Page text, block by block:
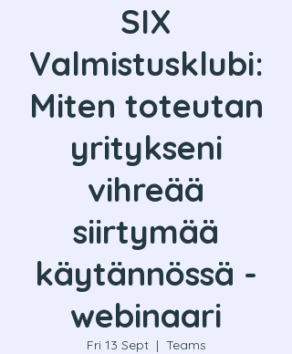
SIX
Valmistusklubi:
Miten toteutan
yritykseni
vihreää
siirtymää
käytännössä -
webinaari
Fri 13 Sept
  |
Teams